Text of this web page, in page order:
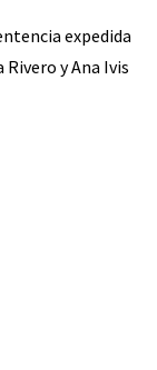
expedida
y Ana Ivis